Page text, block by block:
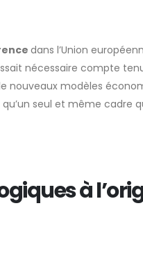
dans l’Union
nécessaire compte
modèles
seul et même cadre
à